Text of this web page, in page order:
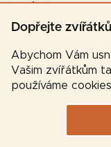
Dopřejte
Abychom Vám
Vašim zvířátkům
používáme
Instagram
tipy a